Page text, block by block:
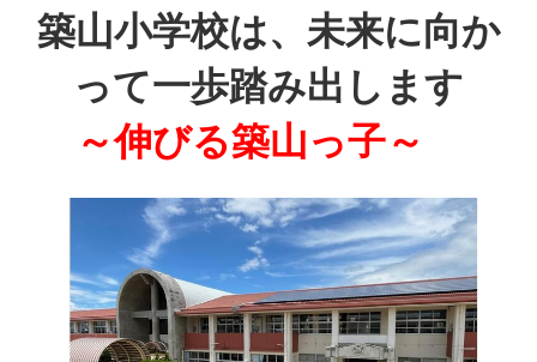
築山小学校は、未来に向か
って一歩踏み出します
～伸びる築山っ子～